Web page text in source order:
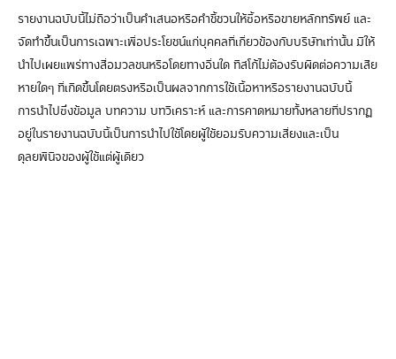
รายงานฉบับนี้ไม่ถือว่าเป็นคำเสนอหรือคำชี้ชวนให้ซื้อหรือขายหลักทรัพย์ และ
จัดทำขึ้นเป็นการเฉพาะเพื่อประโยชน์แก่บุคคลที่เกี่ยวข้องกับบริษัทเท่านั้น มิให้
นำไปเผยแพร่ทางสื่อมวลชนหรือโดยทางอื่นใด ทิสโก้ไม่ต้องรับผิดต่อความเสีย
หายใดๆ ที่เกิดขึ้นโดยตรงหรือเป็นผลจากการใช้เนื้อหาหรือรายงานฉบับนี้
การนำไปซึ่งข้อมูล บทความ บทวิเคราะห์ และการคาดหมายทั้งหลายที่ปรากฏ
อยู่ในรายงานฉบับนี้เป็นการนำไปใช้โดยผู้ใช้ยอมรับความเสี่ยงและเป็น
ดุลยพินิจของผู้ใช้แต่ผู้เดียว